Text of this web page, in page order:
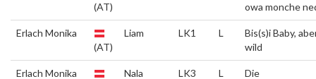
(AT)
owa monche
Erlach Monika
(AT)
Liam LK1 L
Bis(s)i Baby,
wild
Erlach Monika
Nala LK3 L
Die